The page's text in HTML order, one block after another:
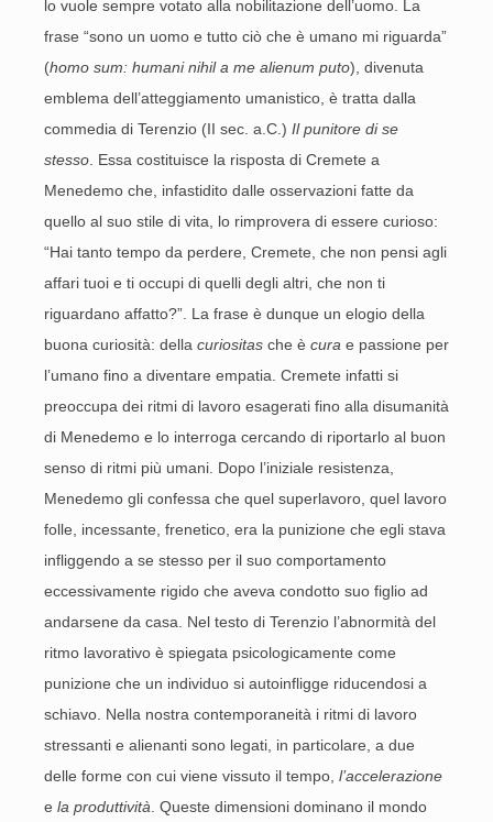
lo vuole sempre votato alla nobilitazione dell’uomo. La
frase “sono un uomo e tutto ciò che è umano mi riguarda”
(homo sum: humani nihil a me alienum puto), divenuta
emblema dell’atteggiamento umanistico, è tratta dalla
commedia di Terenzio (II sec. a.C.) Il punitore di se
stesso . Essa costituisce la risposta di Cremete a
Menedemo che, infastidito dalle osservazioni fatte da
quello al suo stile di vita, lo rimprovera di essere curioso:
“Hai tanto tempo da perdere, Cremete, che non pensi agli
affari tuoi e ti occupi di quelli degli altri, che non ti
riguardano affatto?”. La frase è dunque un elogio della
buona curiosità: della curiositas che è cura e passione per
l’umano fino a diventare empatia. Cremete infatti si
preoccupa dei ritmi di lavoro esagerati fino alla disumanità
di Menedemo e lo interroga cercando di riportarlo al buon
senso di ritmi più umani. Dopo l’iniziale resistenza,
Menedemo gli confessa che quel superlavoro, quel lavoro
folle, incessante, frenetico, era la punizione che egli stava
infliggendo a se stesso per il suo comportamento
eccessivamente rigido che aveva condotto suo figlio ad
andarsene da casa. Nel testo di Terenzio l’abnormità del
ritmo lavorativo è spiegata psicologicamente come
punizione che un individuo si autoinfligge riducendosi a
schiavo. Nella nostra contemporaneità i ritmi di lavoro
stressanti e alienanti sono legati, in particolare, a due
delle forme con cui viene vissuto il tempo, l’accelerazione
e la produttività . Queste dimensioni dominano il mondo